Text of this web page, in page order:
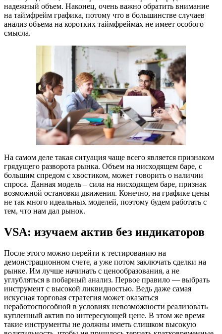
надежный объем. Наконец, очень важно обратить внимание
на таймфрейм графика, потому что в большинстве случаев
анализ объема на коротких таймфреймах не имеет особого
смысла.
На самом деле такая ситуация чаще всего является признаком
грядущего разворота рынка. Объем на нисходящем баре, с
большим спредом с хвостиком, может говорить о наличии
спроса. Данная модель – сила на нисходящем баре, признак
возможной остановки движения. Конечно, на графике цены
не так много идеальных моделей, поэтому будем работать с
тем, что нам дал рынок.
VSA: изучаем актив без индикаторов
После этого можно перейти к тестированию на
демонстрационном счете, а уже потом заключать сделки на
рынке. Им лучше начинать с ценообразования, а не
углубляться в побарный анализ. Первое правило — выбрать
инструмент с высокой ликвидностью. Ведь даже самая
искусная торговая стратегия может оказаться
неработоспособной в условиях невозможности реализовать
купленный актив по интересующей цене. В этом же время
такие инструменты не должны иметь слишком высокую